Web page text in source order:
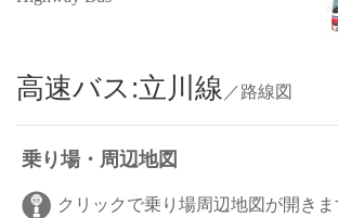
高速バス:立川線 ／路線図
乗り場・周辺地図
クリックで乗り場周辺地図が開きま